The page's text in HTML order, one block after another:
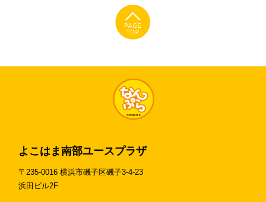
よこはま南部ユースプラザ
〒235-0016 横浜市磯子区磯子3-4-23
浜田ビル2F